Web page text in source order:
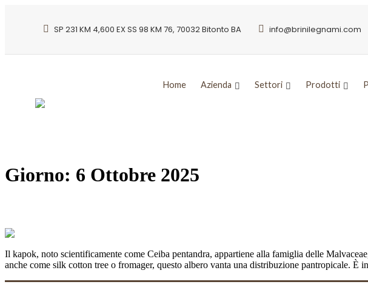
SP 231 KM 4,600 EX SS 98 KM 76, 70032 Bitonto BA info@brinilegnami.com
Home Azienda Settori Prodotti
Giorno: 6 Ottobre 2025
Il kapok, noto scientificamente come Ceiba pentandra, appartiene alla famiglia delle
anche come silk cotton tree o fromager, questo albero vanta una distribuzione pantropicale.